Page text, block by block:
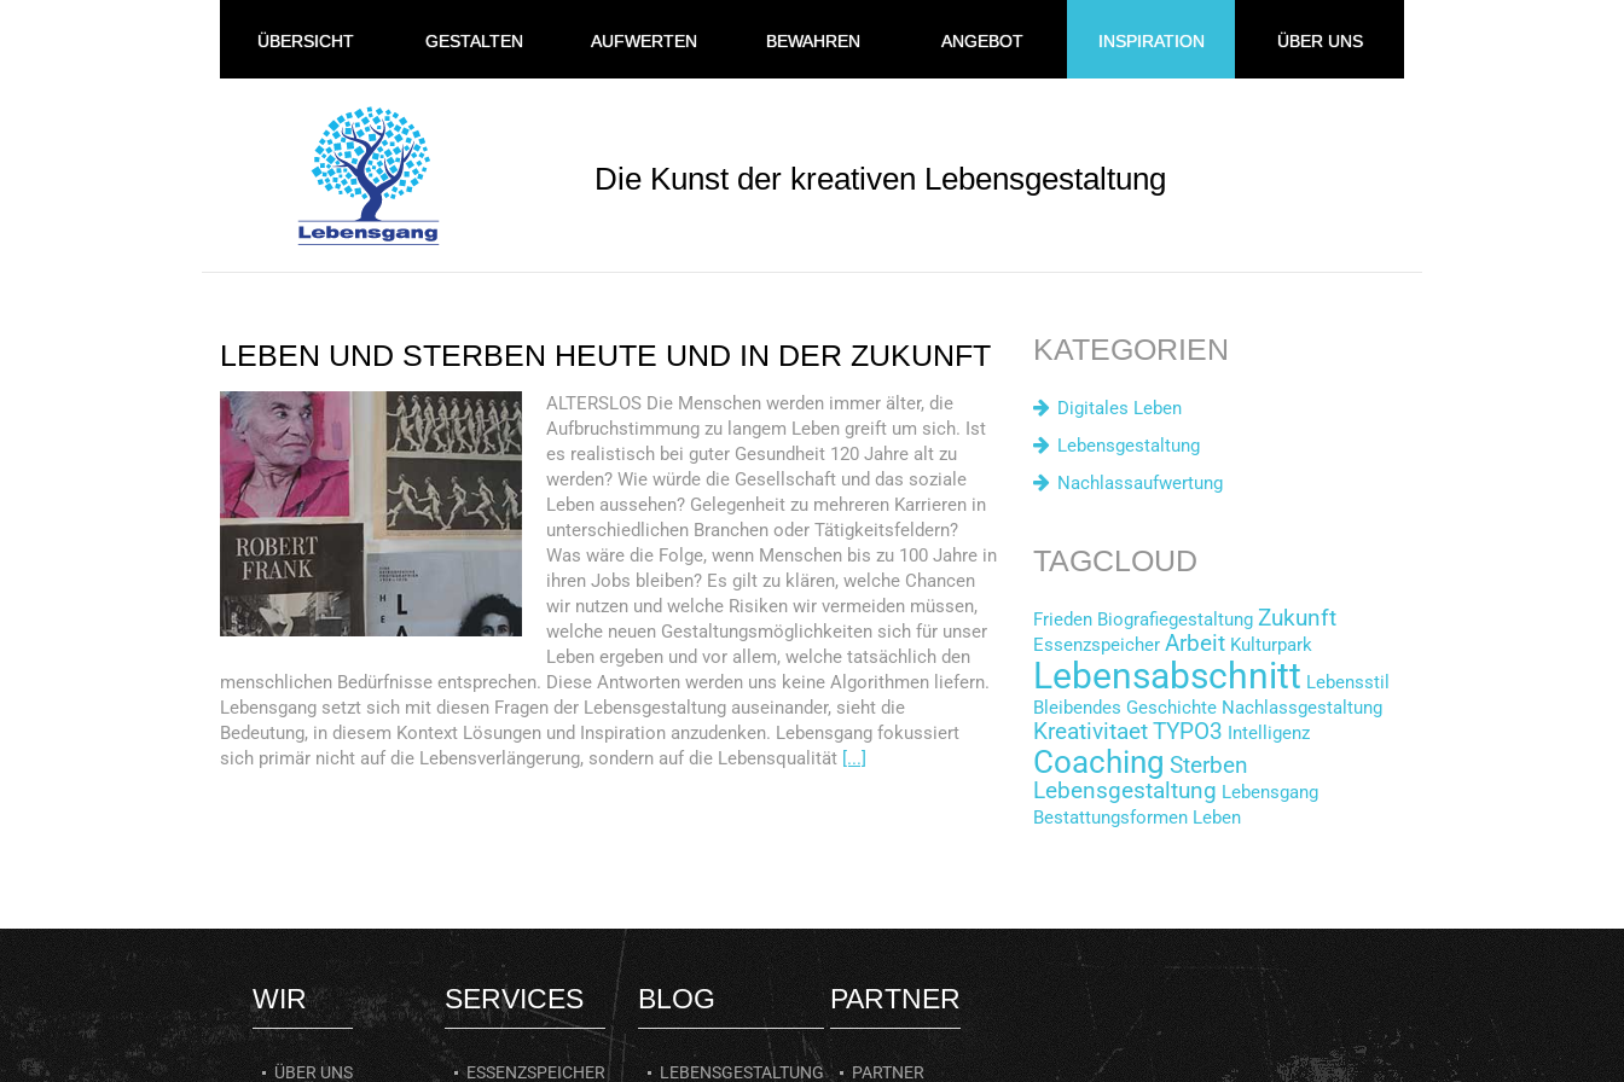
ÜBERSICHT GESTALTEN AUFWERTEN BEWAHREN ANGEBOT INSPIRATION ÜBER UNS
Die Kunst der kreativen Lebensgestaltung
LEBEN UND STERBEN HEUTE UND IN DER ZUKUNFT
ALTERSLOS Die Menschen werden immer älter, die
Aufbruchstimmung zu langem Leben greift um sich. Ist
es realistisch bei guter Gesundheit 120 Jahre alt zu
werden? Wie würde die Gesellschaft und das soziale
Leben aussehen? Gelegenheit zu mehreren Karrieren in
unterschiedlichen Branchen oder Tätigkeitsfeldern?
Was wäre die Folge, wenn Menschen bis zu 100 Jahre in
ihren Jobs bleiben? Es gilt zu klären, welche Chancen
wir nutzen und welche Risiken wir vermeiden müssen,
welche neuen Gestaltungsmöglichkeiten sich für unser
Leben ergeben und vor allem, welche tatsächlich den
menschlichen Bedürfnisse entsprechen. Diese Antworten werden uns keine Algorithmen liefern.
Lebensgang setzt sich mit diesen Fragen der Lebensgestaltung auseinander, sieht die
Bedeutung, in diesem Kontext Lösungen und Inspiration anzudenken. Lebensgang fokussiert
sich primär nicht auf die Lebensverlängerung, sondern auf die Lebensqualität [...]
KATEGORIEN
Digitales Leben
Lebensgestaltung
Nachlassaufwertung
TAGCLOUD
Frieden Biografiegestaltung Zukunft
Essenzspeicher Arbeit Kulturpark
Lebensabschnitt Lebensstil
Bleibendes Geschichte Nachlassgestaltung
KreativitaetTYPO3 Intelligenz
Coaching Sterben
Lebensgestaltung Lebensgang
Bestattungsformen Leben
WIR
ÜBER UNS
SERVICES
ESSENZSPEICHER
BLOG
LEBENSGESTALTUNG
PARTNER
PARTNER